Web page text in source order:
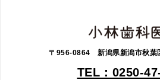
〒956-0864 新潟県新潟市秋葉
TEL：0250-